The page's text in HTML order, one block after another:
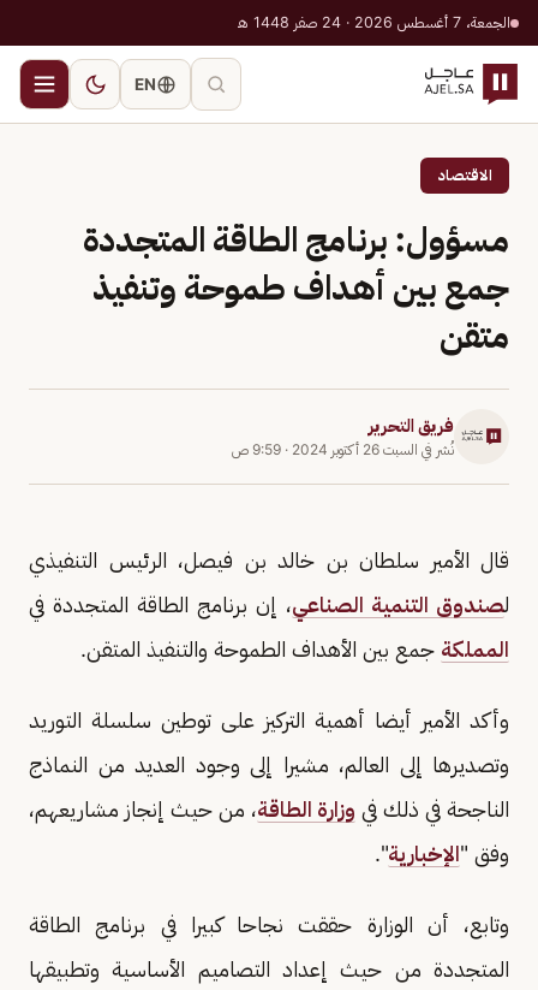
الجمعة، 7 أغسطس 2026 · 24 صفر 1448 هـ
EN
الاقتصاد
مسؤول: برنامج الطاقة المتجددة
جمع بين أهداف طموحة وتنفيذ
متقن
فريق التحرير
نُشر في السبت 26 أكتوبر 2024 · 9:59 ص
قال الأمير سلطان بن خالد بن فيصل، الرئيس التنفيذي
لصندوق التنمية الصناعي، إن برنامج الطاقة المتجددة في
المملكة جمع بين الأهداف الطموحة والتنفيذ المتقن.
وأكد الأمير أيضا أهمية التركيز على توطين سلسلة التوريد
وتصديرها إلى العالم، مشيرا إلى وجود العديد من النماذج
الناجحة في ذلك في وزارة الطاقة، من حيث إنجاز مشاريعهم،
وفق "الإخبارية".
وتابع، أن الوزارة حققت نجاحا كبيرا في برنامج الطاقة
المتجددة من حيث إعداد التصاميم الأساسية وتطبيقها